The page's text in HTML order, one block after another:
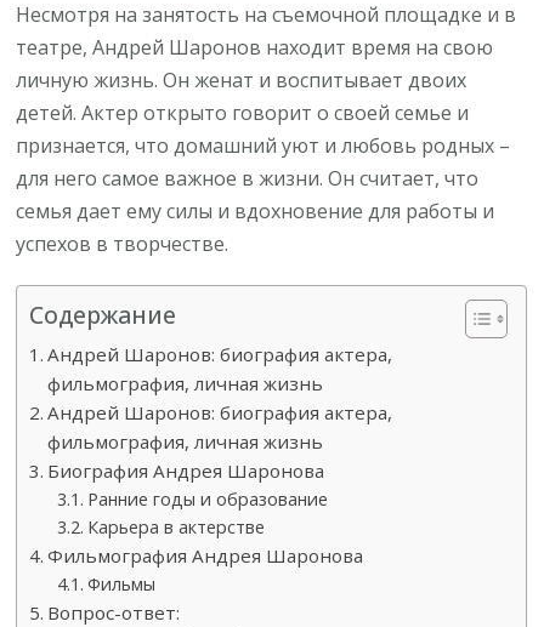
Несмотря на занятость на съемочной площадке и в
театре, Андрей Шаронов находит время на свою
личную жизнь. Он женат и воспитывает двоих
детей. Актер открыто говорит о своей семье и
признается, что домашний уют и любовь родных –
для него самое важное в жизни. Он считает, что
семья дает ему силы и вдохновение для работы и
успехов в творчестве.
Содержание
Андрей Шаронов: биография актера,
фильмография, личная жизнь
Андрей Шаронов: биография актера,
фильмография, личная жизнь
Биография Андрея Шаронова
Ранние годы и образование
Карьера в актерстве
Фильмография Андрея Шаронова
Фильмы
Вопрос-ответ: